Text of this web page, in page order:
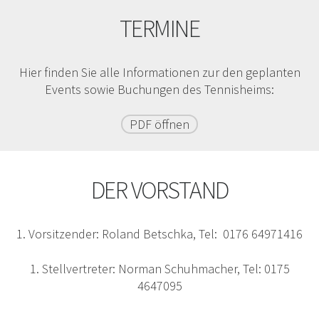
TERMINE
Hier finden Sie alle Informationen zur den geplanten
Events sowie Buchungen des Tennisheims:
PDF öffnen
DER VORSTAND
1. Vorsitzender: Roland Betschka, Tel: 0176 64971416
1. Stellvertreter: Norman Schuhmacher, Tel: 0175
4647095